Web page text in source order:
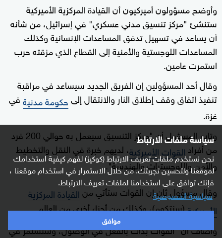
سياسة ملفات الارتباط
نحن نستخدم ملفات تعريف الارتباط (كوكيز) لفهم كيفية استخدامك
لموقعنا ولتحسين تجربتك. من خلال الاستمرار في استخدام موقعنا ،
فإنك توافق على استخدامنا لملفات تعريف الارتباط.
سياسية الخصوصية
موافق
وأوضح مسؤولون أميركيون أن القيادة المركزية الأميركية
ستنشئ "مركز تنسيق مدني عسكري" في إسرائيل، من شأنه
أن يساعد في تسهيل تدفق المساعدات الإنسانية وكذلك
المساعدات اللوجستية والأمنية إلى القطاع الذي مزقته حرب
استمرت عامين.
وقال أحد المسؤولين إن الفريق الجديد سيساعد في مراقبة
تنفيذ اتفاق وقف إطلاق النار والانتقال إلىحكومة مدنيةفي
غزة.
وتابع المسؤول أن "مركز التنسيق سيعمل به حوالي 200 فرد
من أفرادالقوات الأميركية، لديهم خبرة في النقل والتخطيط
والأمن واللوجستيات والهندسة".
وقال مسؤول ثان إن القوات ستأتي منالقيادة المركزية
الأميركية(سنتكوم)، وكذلك من أجزاء أخرى من العالم.
وأضاف أن "القوات بدأت بالفعل في الوصول، وستستمر في